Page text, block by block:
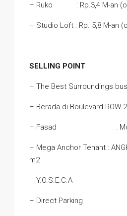
– Ruko : Rp.3,4 M-an
– Studio Loft : Rp. 5,8 M-an
SELLING POINT
– The Best Surroundings
– Berada di Boulevard ROW
– Fasad : Modern
– Mega Anchor Tenant :
m2
– Y.O.S.E.C.A
– Direct Parking